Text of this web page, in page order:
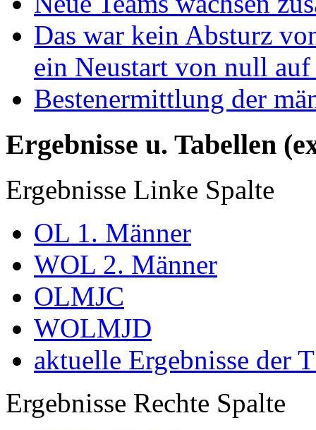
Das war kein Absturz
ein Neustart von null auf
Bestenermittlung der
Ergebnisse u. Tabellen
Ergebnisse Linke Spalte
OL 1. Männer
WOL 2. Männer
OLMJC
WOLMJD
aktuelle Ergebnisse der
Ergebnisse Rechte Spalte